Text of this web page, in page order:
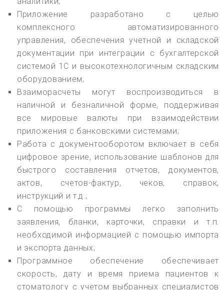
Приложение разработано с целью
комплексного автоматизированного
управления, обеспечения учетной и складской
документации при интеграции с бухгалтерской
системой 1С и высокотехнологичным складским
оборудованием;
Взаиморасчеты могут воспроизводиться в
наличной и безналичной форме, поддерживая
все мировые валюты при взаимодействии
приложения с банковскими системами;
Работа с документооборотом включает в себя
цифровое зрение, использование шаблонов для
быстрого составления отчетов, документов,
актов, счетов-фактур, чеков, справок,
инструкций и т.д.;
С помощью программы легко заполнить
заявления, бланки, карточки, справки и т.п.
необходимой информацией с помощью импорта
и экспорта данных;
Программное обеспечение обеспечивает
скорость, дату и время приема пациентов к
стоматологу с учетом выбранных специалистов